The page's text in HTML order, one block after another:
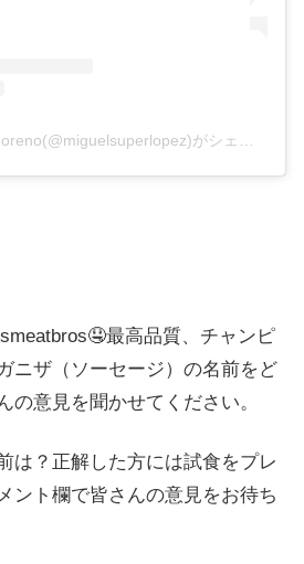
最高品質、チャンピ
ニザ（ソーセージ）の名前をど
の意見を聞かせてください。
は？正解した方には試食をプレ
ント欄で皆さんの意見をお待ち